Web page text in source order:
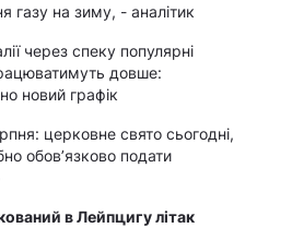
газу на зиму, - аналітик
через спеку популярні
довше:
новий графік
церковне свято сьогодні,
обов’язково подати
в Лейпцигу літак